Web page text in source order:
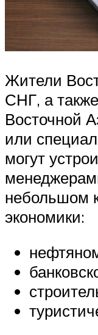
Жители
СНГ, а
Восточной
или
могут
небольшом
экономики: